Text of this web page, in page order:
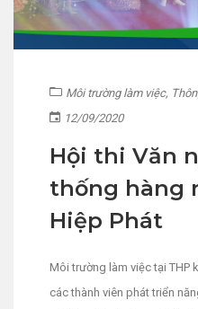
Môi trường làm việc,
12/09/2020
Hội thi Văn
thống hàng
Hiệp Phát
Môi trường làm việc tại THP
các thành viên phát triển